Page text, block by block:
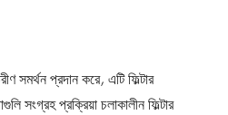
সমর্থন প্রদান করে, এটি ফিল্টার
সংগ্রহ প্রক্রিয়া চলাকালীন ফিল্টার